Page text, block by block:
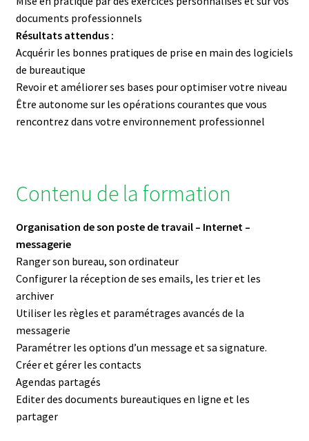
documents professionnels
Résultats attendus :
Acquérir les bonnes pratiques de prise en main des logiciels
de bureautique
Revoir et améliorer ses bases pour optimiser votre niveau
Être autonome sur les opérations courantes que vous
rencontrez dans votre environnement professionnel
Contenu de la formation
Organisation de son poste de travail – Internet –
messagerie
Ranger son bureau, son ordinateur
Configurer la réception de ses emails, les trier et les
archiver
Utiliser les règles et paramétrages avancés de la
messagerie
Paramétrer les options d’un message et sa signature.
Créer et gérer les contacts
Agendas partagés
Editer des documents bureautiques en ligne et les
partager